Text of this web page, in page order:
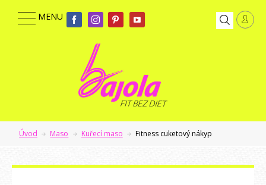
Úvod Maso Kuřecí maso Fitness cuketový nákyp